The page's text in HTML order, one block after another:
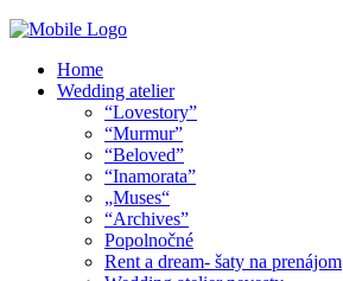
Home
Wedding atelier
“Lovestory”
“Murmur”
“Beloved”
“Inamorata”
„Muses“
“Archives”
Popolnočné
Rent a dream- šaty na prenájom